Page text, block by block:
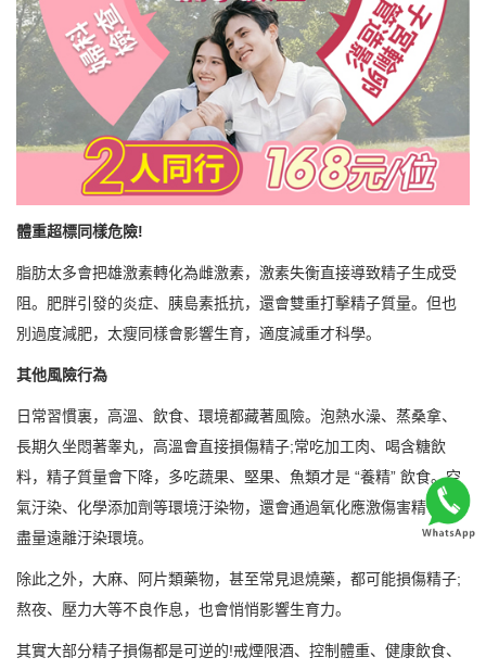
體重超標同樣危險!
脂肪太多會把雄激素轉化為雌激素，激素失衡直接導致精子生成受
阻。肥胖引發的炎症、胰島素抵抗，還會雙重打擊精子質量。但也
別過度減肥，太瘦同樣會影響生育，適度減重才科學。
其他風險行為
日常習慣裏，高溫、飲食、環境都藏著風險。泡熱水澡、蒸桑拿、
長期久坐悶著睾丸，高溫會直接損傷精子;常吃加工肉、喝含糖飲
料，精子質量會下降，多吃蔬果、堅果、魚類才是 “養精” 飲食。空
氣汙染、化學添加劑等環境汙染物，還會通過氧化應激傷害精子，
盡量遠離汙染環境。
除此之外，大麻、阿片類藥物，甚至常見退燒藥，都可能損傷精子;
熬夜、壓力大等不良作息，也會悄悄影響生育力。
其實大部分精子損傷都是可逆的!戒煙限酒、控制體重、健康飲食、